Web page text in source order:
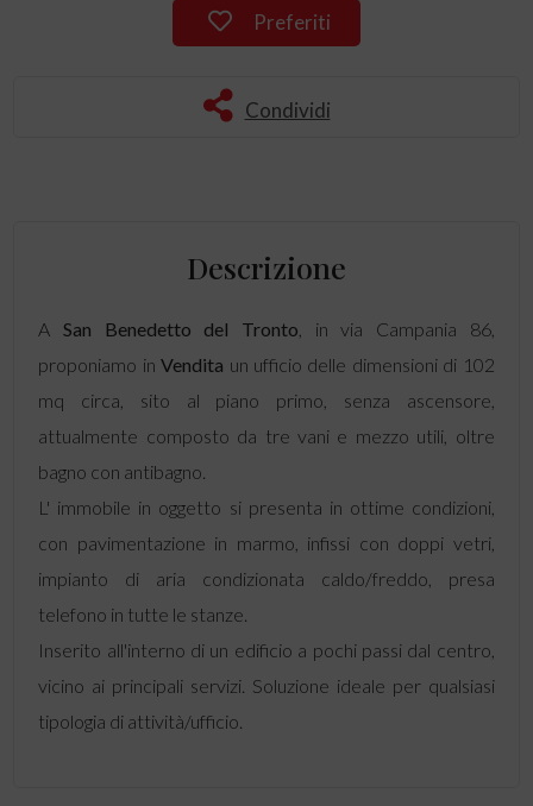
Preferiti
Condividi
Descrizione
A San Benedetto del Tronto , in via Campania 86,
proponiamo inVendita un ufficio delle dimensioni di 102
mq circa, sito al piano primo, senza ascensore,
attualmente composto da tre vani e mezzo utili, oltre
bagno con antibagno.
L' immobile in oggetto si presenta in ottime condizioni,
con pavimentazione in marmo, infissi con doppi vetri,
impianto di aria condizionata caldo/freddo, presa
telefono in tutte le stanze.
Inserito all'interno di un edificio a pochi passi dal centro,
vicino ai principali servizi. Soluzione ideale per qualsiasi
tipologia di attività/ufficio.